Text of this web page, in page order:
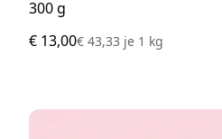
300 g
€ 13,00€ 43,33 je 1 kg